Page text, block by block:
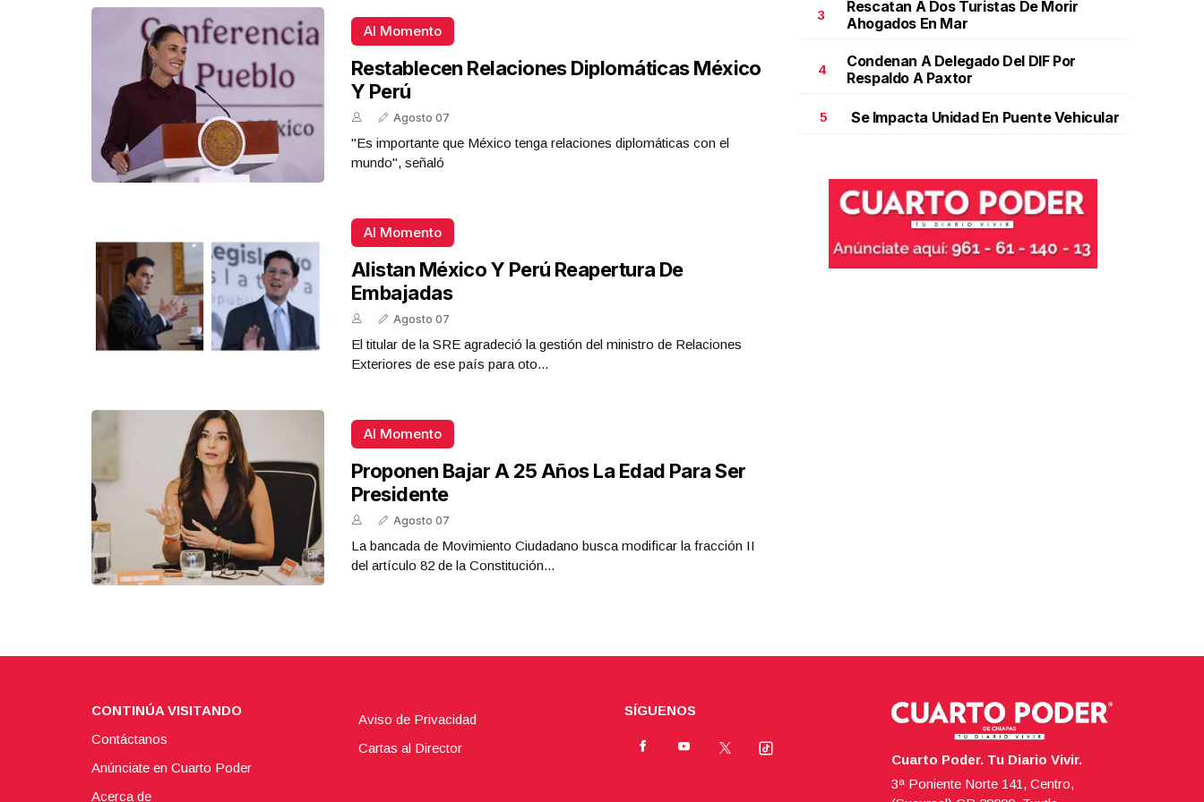
Al Momento
Restablecen Relaciones Diplomáticas México
Y Perú
Agosto 07
"Es importante que México tenga relaciones diplomáticas con el
mundo", señaló
Al Momento
Alistan México Y Perú Reapertura De
Embajadas
Agosto 07
El titular de la SRE agradeció la gestión del ministro de Relaciones
Exteriores de ese país para oto...
Al Momento
Proponen Bajar A 25 Años La Edad Para Ser
Presidente
Agosto 07
La bancada de Movimiento Ciudadano busca modificar la fracción II
del artículo 82 de la Constitución...
3
Rescatan A Dos Turistas De Morir
Ahogados En Mar
4
Condenan A Delegado Del DIF Por
Respaldo A Paxtor
5 Se Impacta Unidad En Puente Vehicular
CONTINÚA VISITANDO
Contáctanos
Anúnciate en Cuarto Poder
Acerca de
Aviso de Privacidad
Cartas al Director
SÍGUENOS
Cuarto Poder. Tu Diario Vivir.
3ª Poniente Norte 141, Centro,